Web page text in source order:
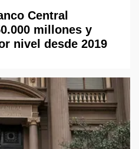
Central
millones y
nivel desde 2019